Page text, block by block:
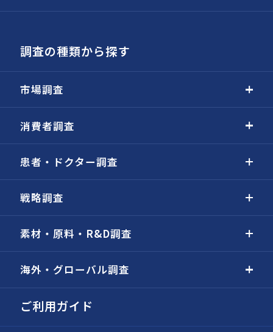
調査の種類から探す
市場調査
消費者調査
患者・ドクター調査
戦略調査
素材・原料・R&D調査
海外・グローバル調査
ご利用ガイド